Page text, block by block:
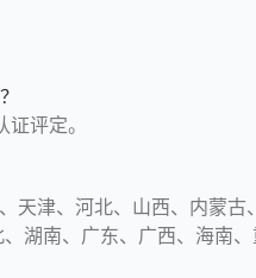
评定。
津、河北、山西、内蒙古
湖南、广东、广西、海南